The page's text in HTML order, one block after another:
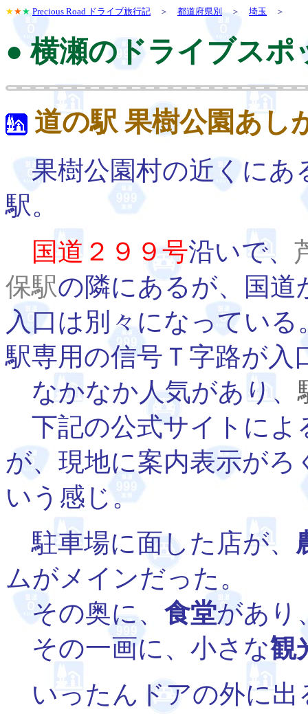
★★★ Precious Road ドライブ旅行記 ＞ 都道府県別＞ 埼玉 ＞
● 横瀬のドライブスポ
道の駅 果樹公園あし
果樹公園村の近くにあ
駅。
国道２９９号沿いで、
保駅の隣にあるが、国道
入口は別々になっている
駅専用の信号Ｔ字路が入
なかなか人気があり、
下記の公式サイトによ
が、現地に案内表示が
いう感じ。
駐車場に面した店が、
ムがメインだった。
その奥に、 食堂があり
その一画に、小さな観
いったんドアの外に出